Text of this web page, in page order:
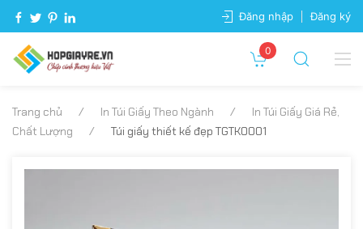
Đăng nhập Đăng ký
0
Trang chủ In Túi Giấy Theo Ngành
In Túi Giấy Giá Rẻ,
Chất Lượng
Túi giấy thiết kế đẹp TGTK0001